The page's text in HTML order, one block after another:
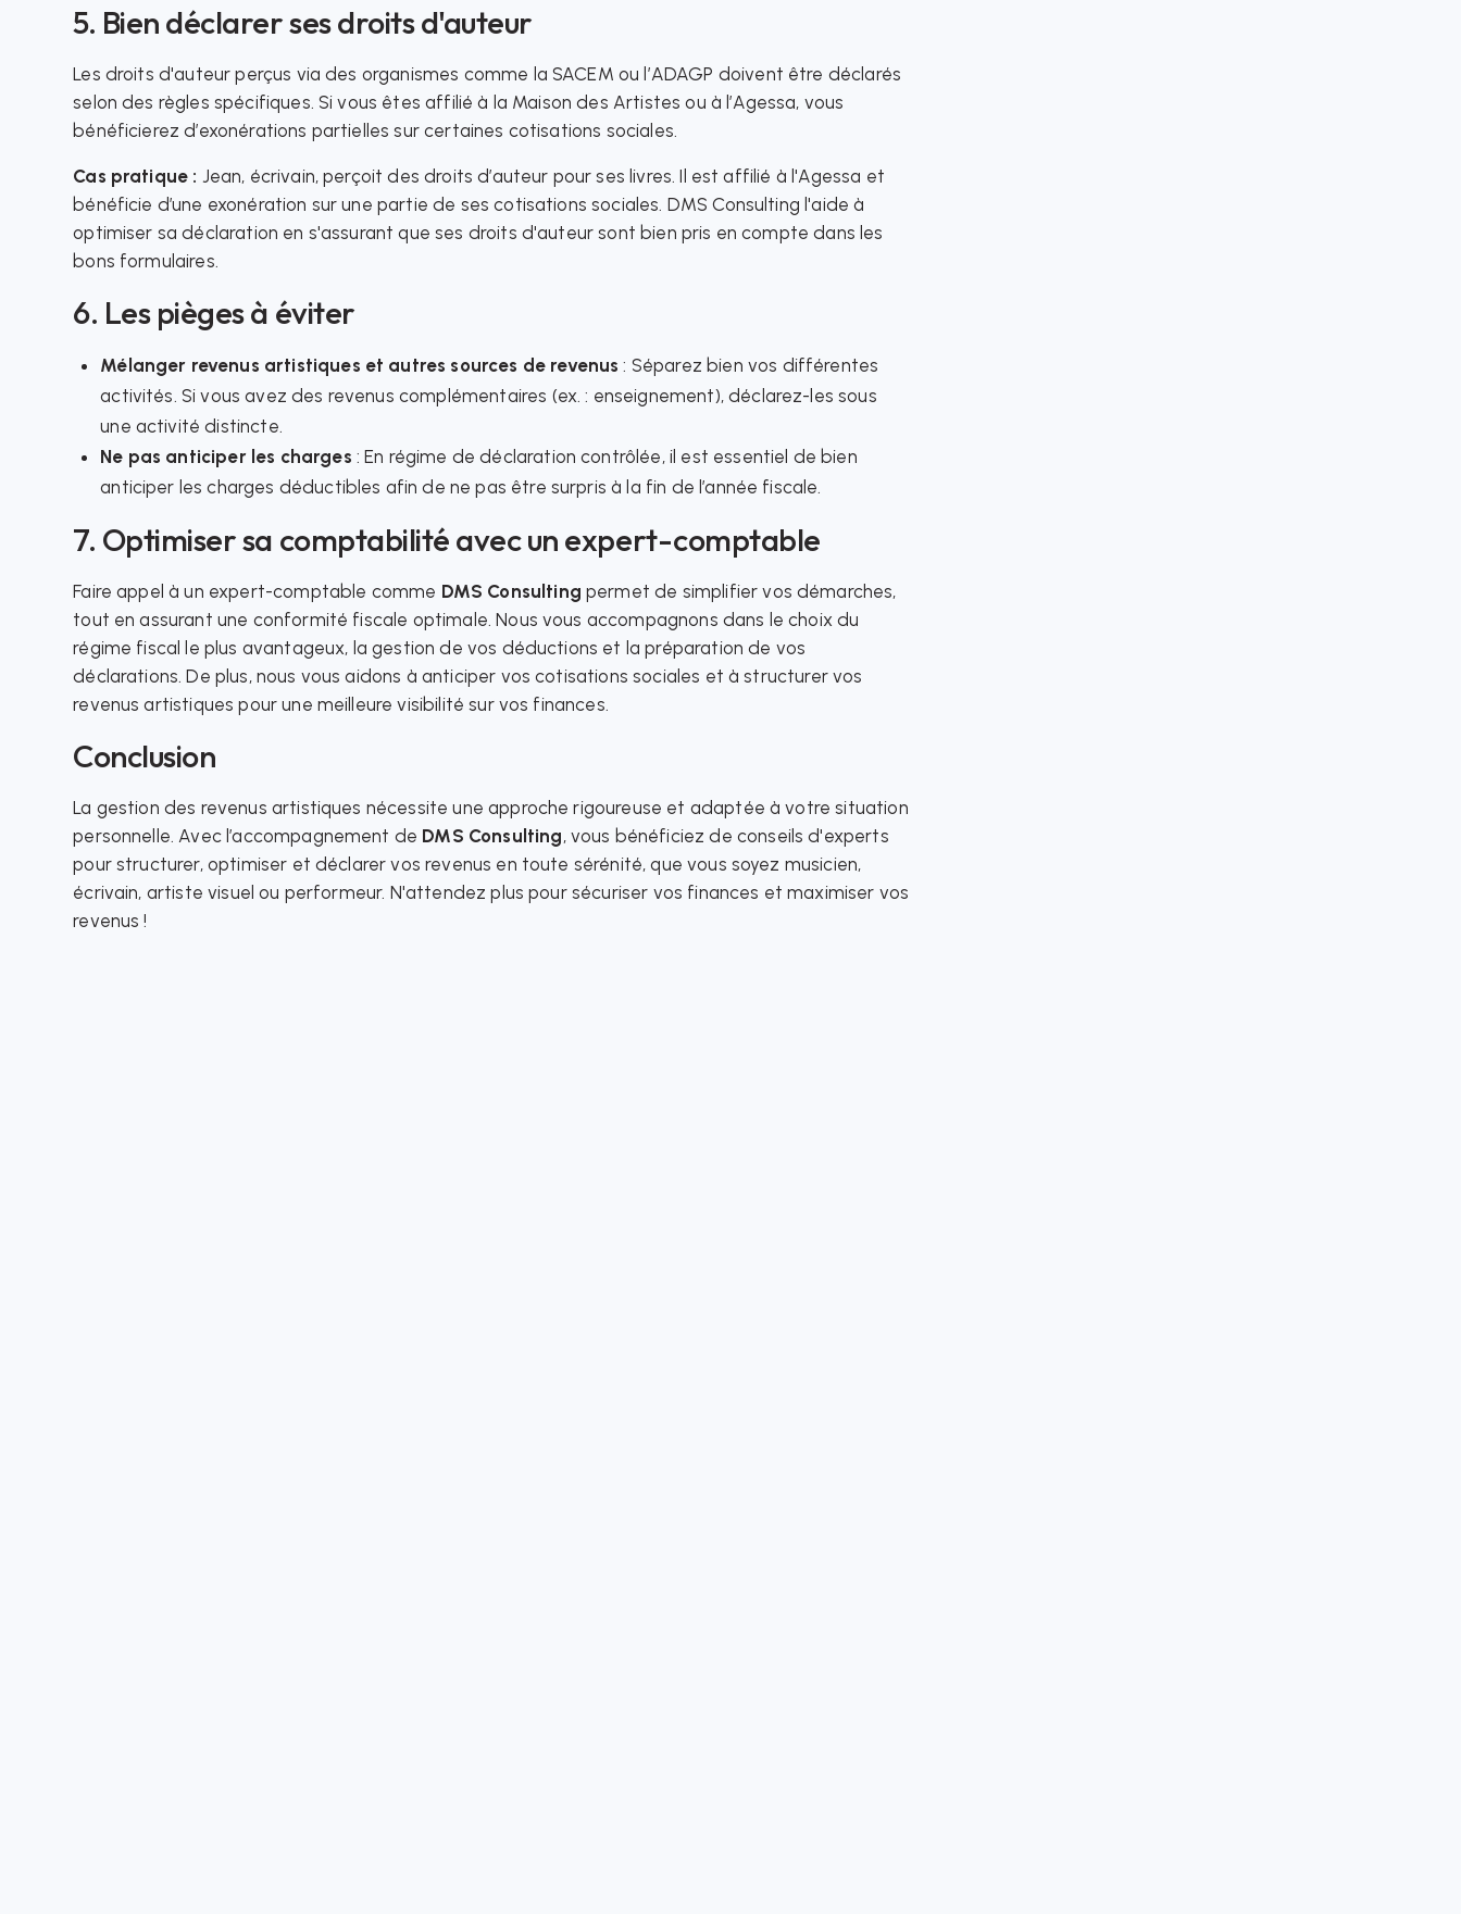
5. Bien déclarer ses droits d'auteur
Les droits d'auteur perçus via des organismes comme la SACEM ou l’ADAGP doivent être déclarés
selon des règles spécifiques. Si vous êtes affilié à la Maison des Artistes ou à l’Agessa, vous
bénéficierez d’exonérations partielles sur certaines cotisations sociales.
Cas pratique : Jean, écrivain, perçoit des droits d’auteur pour ses livres. Il est affilié à l'Agessa et
bénéficie d’une exonération sur une partie de ses cotisations sociales. DMS Consulting l'aide à
optimiser sa déclaration en s'assurant que ses droits d'auteur sont bien pris en compte dans les
bons formulaires.
6. Les pièges à éviter
Mélanger revenus artistiques et autres sources de revenus : Séparez bien vos différentes
activités. Si vous avez des revenus complémentaires (ex. : enseignement), déclarez-les sous
une activité distincte.
Ne pas anticiper les charges : En régime de déclaration contrôlée, il est essentiel de bien
anticiper les charges déductibles afin de ne pas être surpris à la fin de l’année fiscale.
7. Optimiser sa comptabilité avec un expert-comptable
Faire appel à un expert-comptable comme DMS Consulting permet de simplifier vos démarches,
tout en assurant une conformité fiscale optimale. Nous vous accompagnons dans le choix du
régime fiscal le plus avantageux, la gestion de vos déductions et la préparation de vos
déclarations. De plus, nous vous aidons à anticiper vos cotisations sociales et à structurer vos
revenus artistiques pour une meilleure visibilité sur vos finances.
Conclusion
La gestion des revenus artistiques nécessite une approche rigoureuse et adaptée à votre situation
personnelle. Avec l’accompagnement de DMS Consulting, vous bénéficiez de conseils d'experts
pour structurer, optimiser et déclarer vos revenus en toute sérénité, que vous soyez musicien,
écrivain, artiste visuel ou performeur. N'attendez plus pour sécuriser vos finances et maximiser vos
revenus !